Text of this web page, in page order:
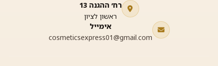
רח׳ ההגנה 13
ראשון לציון
אימייל
cosmeticsexpress01@gmail.com